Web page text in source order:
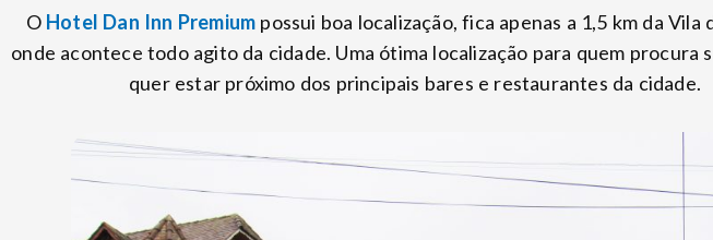
O Hotel Dan Inn Premium possui boa localização, fica apenas a 1,5 km da Vila
onde acontece todo agito da cidade. Uma ótima localização para quem procura
quer estar próximo dos principais bares e restaurantes da cidade.